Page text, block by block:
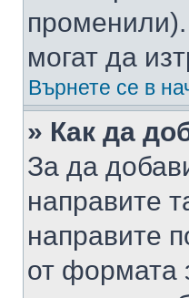
могат да
Върнете се в
» Как да
За да
направите
направите
от формата